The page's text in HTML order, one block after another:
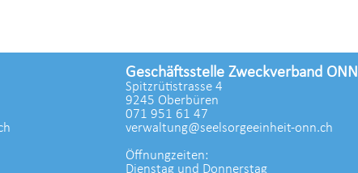
Geschäftsstelle Zweckverband ONN
Spitzrütistrasse 4
9245 Oberbüren
071 951 61 47
verwaltung@seelsorgeeinheit-onn.ch
Öffnungzeiten:
Dienstag und Donnerstag